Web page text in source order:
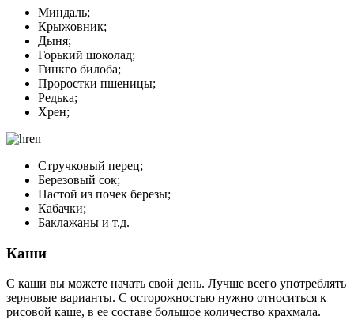
Миндаль;
Крыжовник;
Дыня;
Горький шоколад;
Гинкго билоба;
Проростки пшеницы;
Редька;
Хрен;
Стручковый перец;
Березовый сок;
Настой из почек березы;
Кабачки;
Баклажаны и т.д.
Каши
С каши вы можете начать свой день. Лучше всего употреблять
зерновые варианты. С осторожностью нужно относиться к
рисовой каше, в ее составе большое количество крахмала.